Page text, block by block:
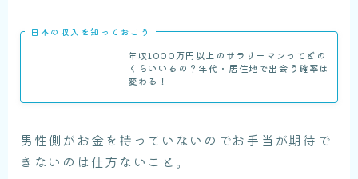
日本の収入を知っておこう
年収1000万円以上のサラリーマンってどの
くらいいるの？年代・居住地で出会う確率は
変わる！
男性側がお金を持っていないのでお手当が期待で
きないのは仕方ないこと。